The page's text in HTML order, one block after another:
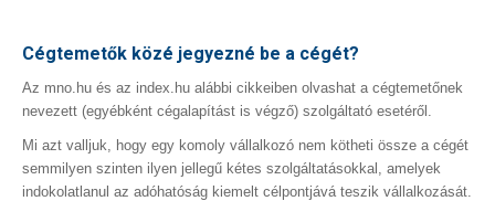
Cégtemetők közé jegyezné be a cégét?
Az mno.hu és az index.hu alábbi cikkeiben olvashat a cégtemetőnek
nevezett (egyébként cégalapítást is végző) szolgáltató esetéről.
Mi azt valljuk, hogy egy komoly vállalkozó nem kötheti össze a cégét
semmilyen szinten ilyen jellegű kétes szolgáltatásokkal, amelyek
indokolatlanul az adóhatóság kiemelt célpontjává teszik vállalkozását.